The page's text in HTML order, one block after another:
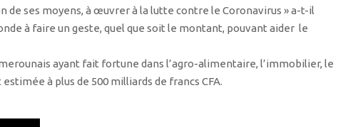
de ses moyens, à œuvrer à la lutte contre le Coronavirus » a-t-il
à faire un geste, quel que soit le montant, pouvant aider le
ayant fait fortune dans l’agro-alimentaire, l’immobilier, le
à plus de 500 milliards de francs CFA.